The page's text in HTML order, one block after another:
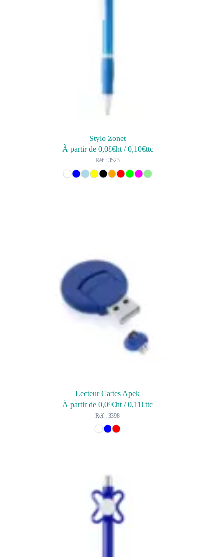
Stylo Zonet
À partir de 0,08€ht/0,10€ttc
Réf : 3523
Lecteur Cartes Apek
À partir de0,09€ht/0,11€ttc
Réf : 3398